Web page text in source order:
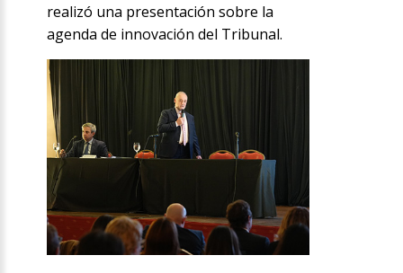
realizó una presentación sobre la
agenda de innovación del Tribunal.